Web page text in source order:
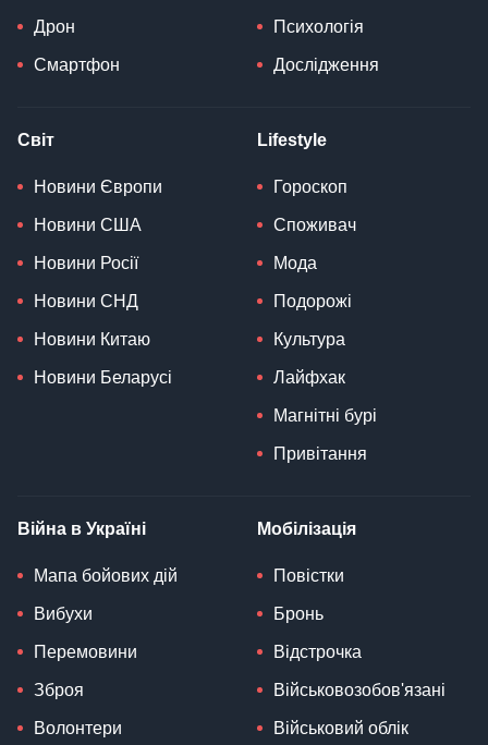
Дрон
Смартфон
Психологія
Дослідження
Світ
Новини Європи
Новини США
Новини Росії
Новини СНД
Новини Китаю
Новини Беларусі
Lifestyle
Гороскоп
Споживач
Мода
Подорожі
Культура
Лайфхак
Магнітні бурі
Привітання
Війна в Україні
Мапа бойових дій
Вибухи
Перемовини
Зброя
Волонтери
Мобілізація
Повістки
Бронь
Відстрочка
Військовозобов'язані
Військовий облік